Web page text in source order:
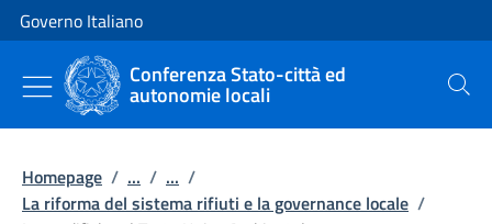
Vai al contenuto
Vai alla navigazione del sito
Governo Italiano
Conferenza Stato-città ed
autonomie locali Cerca
Homepage / ... / ... /
La riforma del sistema rifiuti e la governance locale /